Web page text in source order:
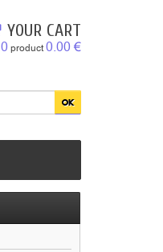
YOUR CART
0 product0.00 €